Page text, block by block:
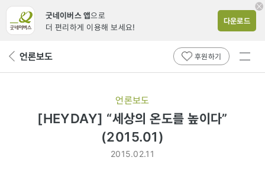
굿네이버스 앱으로
더 편리하게 이용해 보세요!
다운로드
뒤 언론보도 후원하기
전체
언론보도
[HEYDAY] “세상의 온도를 높이다”
(2015.01)
2015.02.11